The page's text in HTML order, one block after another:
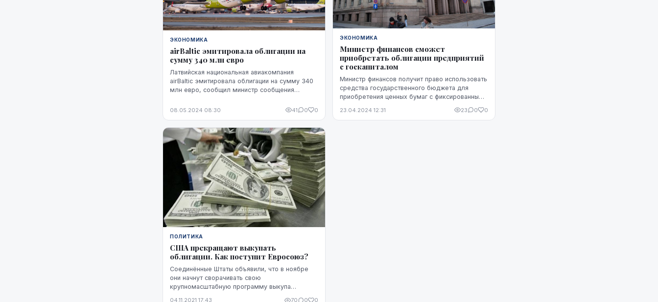
ЭКОНОМИКА
airBaltic эмитировала облигации на
сумму 340 млн евро
Латвийская национальная авиакомпания
airBaltic эмитировала облигации на сумму 340
млн евро, сообщил министр сообщения
вечером.
08.05.2024 08:30 41 0 0
ЭКОНОМИКА
Министр финансов сможет
приобретать облигации предприятий
с госкапиталом
Министр финансов получит право использовать
средства государственного бюджета для
приобретения ценных бумаг с фиксированным
которых государство имеет решающее вли...
23.04.2024 12:31 23 0 0
ПОЛИТИКА
США прекращают выкупать
облигации. Как поступит Евросоюз?
Соединённые Штаты объявили, что в ноябре
они начнут сворачивать свою
крупномасштабную программу выкупа
04.11.2021 17:43 70 0 0